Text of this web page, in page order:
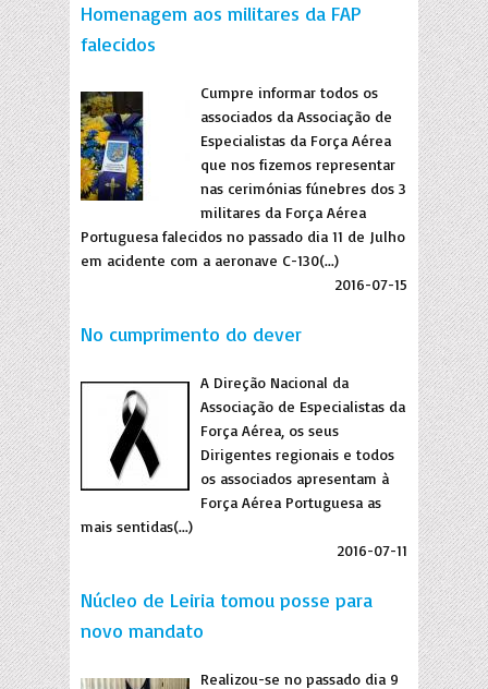
Homenagem aos militares da FAP
falecidos
Cumpre informar todos os
associados da Associação de
Especialistas da Força Aérea
que nos fizemos representar
nas cerimónias fúnebres dos 3
militares da Força Aérea
Portuguesa falecidos no passado dia 11 de Julho
em acidente com a aeronave C-130(...)
2016-07-15
No cumprimento do dever
A Direção Nacional da
Associação de Especialistas da
Força Aérea, os seus
Dirigentes regionais e todos
os associados apresentam à
Força Aérea Portuguesa as
mais sentidas(...)
2016-07-11
Núcleo de Leiria tomou posse para
novo mandato
Realizou-se no passado dia 9